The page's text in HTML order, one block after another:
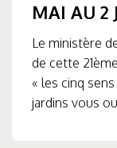
MAI AU 2
Le ministère
de cette
« les cinq
jardins vous